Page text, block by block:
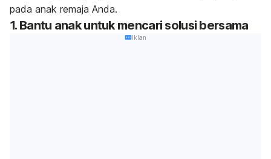
pada anak remaja Anda.
1. Bantu anak untuk mencari solusi bersama
Iklan